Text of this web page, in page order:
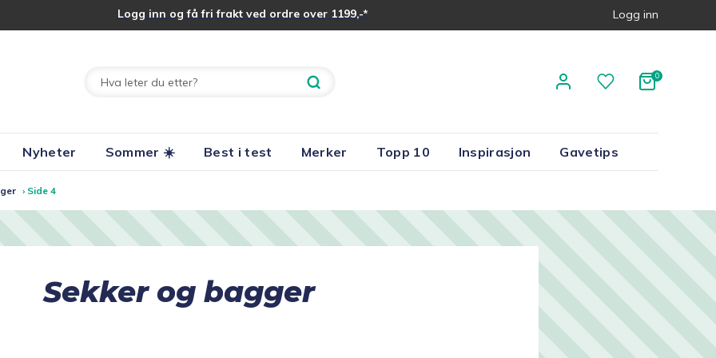
Logg inn og få fri frakt ved ordre over 1199,-*
Logg inn
Nyheter Sommer ☀️ Best i test Merker Topp 10 Inspirasjon Gavetips
› Side 4
Sekker og bagger